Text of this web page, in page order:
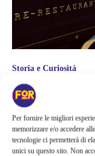
Per fornire le migliori
memorizzare e/o accedere
tecnologie ci permetterà di
unici su questo sito. Non
Storia e Curiosità
L’ORIENT
MILANO
PASSANTI.
QUANTO